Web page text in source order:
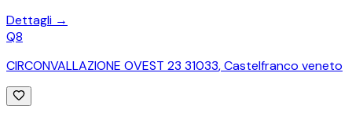
Dettagli →
Q8
CIRCONVALLAZIONE OVEST 23 31033,Castelfranco veneto